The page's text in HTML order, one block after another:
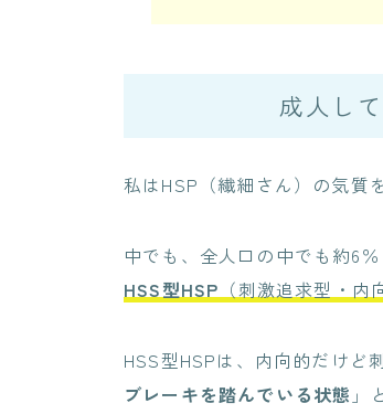
成人し
私はHSP（繊細さん）の気質
中でも、全人口の中でも約6
HSS型HSP （刺激追求型・内
HSS型HSPは、内向的だけど
ブレーキを踏んでいる状態 」